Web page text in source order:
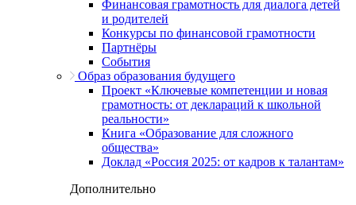
Финансовая грамотность для диалога детей
и родителей
Конкурсы по финансовой грамотности
Партнёры
События
Образ образования будущего
Проект «Ключевые компетенции и новая
грамотность: от деклараций к школьной
реальности»
Книга «Образование для сложного
общества»
Доклад «Россия 2025: от кадров к талантам»
Дополнительно